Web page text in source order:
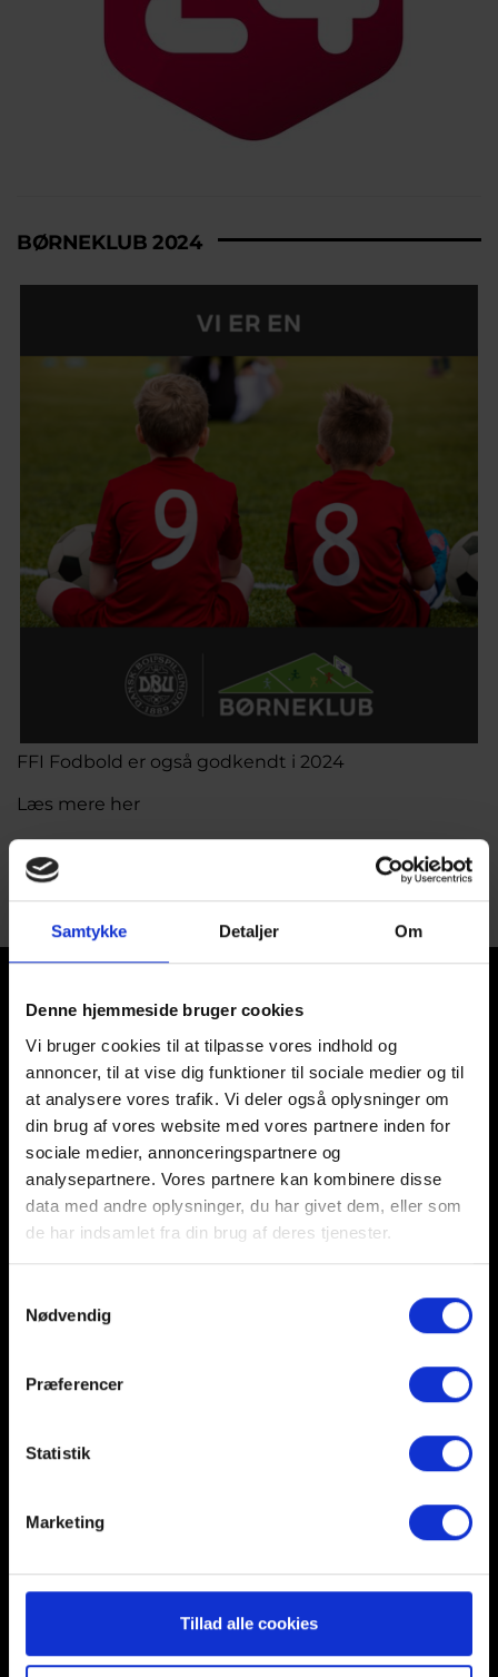
Samtykke Detaljer Om
Denne hjemmeside bruger cookies
Vi bruger cookies til at tilpasse vores indhold og
annoncer, til at vise dig funktioner til sociale medier og til
at analysere vores trafik. Vi deler også oplysninger om
din brug af vores website med vores partnere inden for
sociale medier, annonceringspartnere og
analysepartnere. Vores partnere kan kombinere disse
data med andre oplysninger, du har givet dem, eller som
de har indsamlet fra din brug af deres tjenester.
Nødvendig
Præferencer
Statistik
Marketing
Tillad alle cookies
BØRNEKLUB 2024
FFI Fodbold er også godkendt i 2024
Læs mere her
FREDERIKSHAVN F.I - BYENS KLUB
F.f.I Fodbold er i daglig tale vores navn. Klubben har
ca. 700 medlemmer hvoraf de 560 er aktive. Vi har
hold i alle aldre fra U-4 til senior, både piger og
drenge, Special Olympics, Veteraner, Grand Old